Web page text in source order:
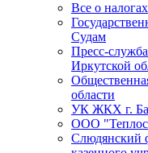
Все о налогах
Судам
Пресс-
Иркутской
области
УК ЖКХ г.
ООО
Слюдянский